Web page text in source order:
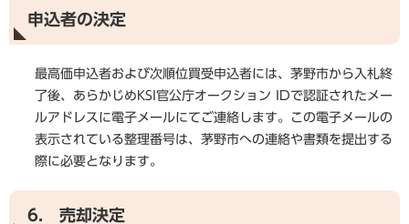
申込者の決定
最高価申込者および次順位買受申込者には、茅野市から入札終
了後、あらかじめKSI官公庁オークション IDで認証されたメー
ルアドレスに電子メールにてご連絡します。この電子メールの
表示されている整理番号は、茅野市への連絡や書類を提出する
際に必要となります。
6. 売却決定